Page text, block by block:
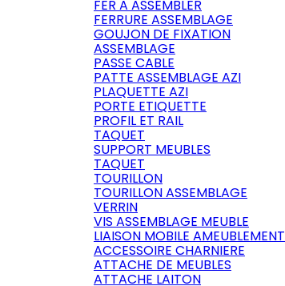
FER A ASSEMBLER
FERRURE ASSEMBLAGE
GOUJON DE FIXATION
ASSEMBLAGE
PASSE CABLE
PATTE ASSEMBLAGE AZI
PLAQUETTE AZI
PORTE ETIQUETTE
PROFIL ET RAIL
TAQUET
SUPPORT MEUBLES
TAQUET
TOURILLON
TOURILLON ASSEMBLAGE
VERRIN
VIS ASSEMBLAGE MEUBLE
LIAISON MOBILE AMEUBLEMENT
ACCESSOIRE CHARNIERE
ATTACHE DE MEUBLES
ATTACHE LAITON